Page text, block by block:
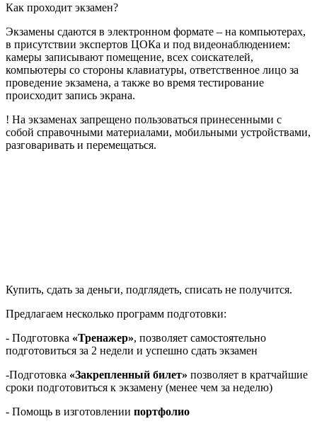
Как проходит экзамен?
Экзамены сдаются в электронном формате – на компьютерах,
в присутствии экспертов ЦОКа и под видеонаблюдением:
камеры записывают помещение, всех соискателей,
компьютеры со стороны клавиатуры, ответственное лицо за
проведение экзамена, а также во время тестирование
происходит запись экрана.
! На экзаменах запрещено пользоваться принесенными с
собой справочными материалами, мобильными устройствами,
разговаривать и перемещаться.
Купить, сдать за деньги, подглядеть, списать не получится.
Предлагаем несколько программ подготовки:
- Подготовка «Тренажер», позволяет самостоятельно
подготовиться за 2 недели и успешно сдать экзамен
-Подготовка «Закрепленный билет» позволяет в кратчайшие
сроки подготовиться к экзамену (менее чем за неделю)
- Помощь в изготовлении портфолио